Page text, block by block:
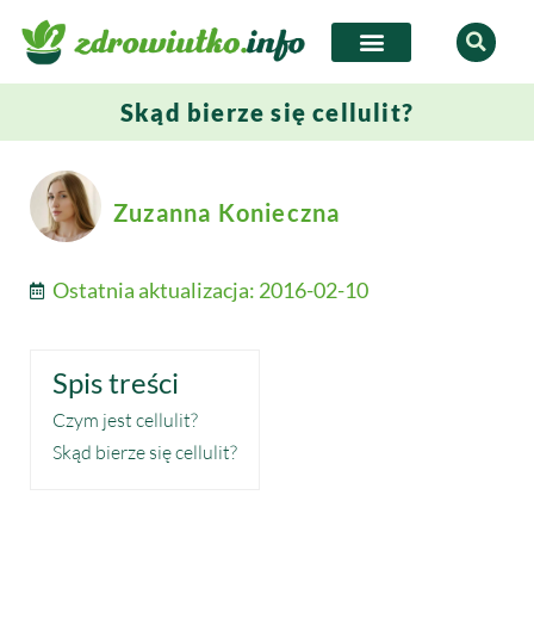
Skąd bierze się cellulit?
Zuzanna Konieczna
Ostatnia aktualizacja: 2016-02-10
Spis treści
Czym jest cellulit?
Skąd bierze się cellulit?